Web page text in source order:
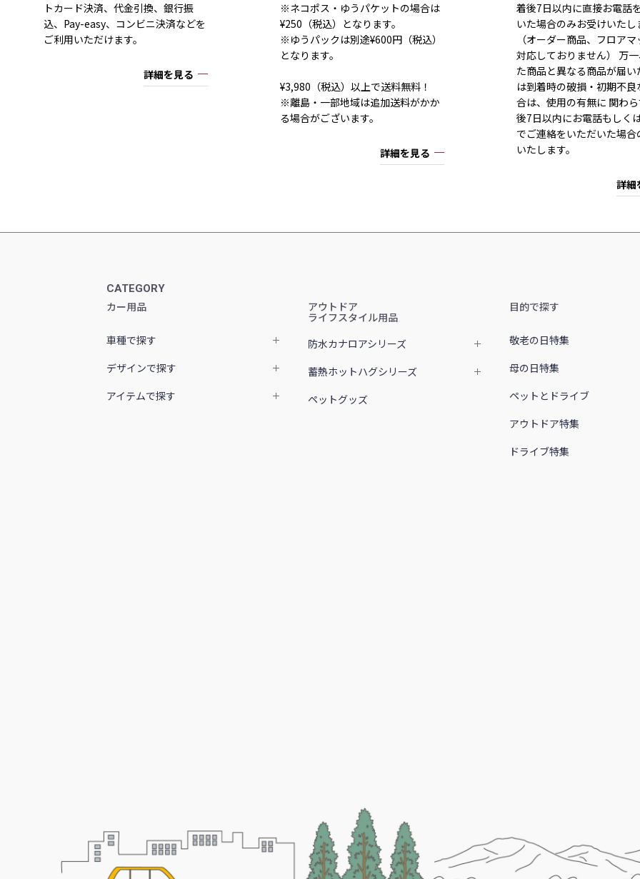
トカード決済、代金引換、銀行振
込、Pay-easy、コンビニ決済などを
ご利用いただけます。
詳細を見る
※ネコポス・ゆうパケットの場合は
¥250（税込）となります。
※ゆうパックは別途¥600円（税込）
となります。
¥3,980（税込）以上で送料無料！
※離島・一部地域は追加送料がかか
る場合がございます。
詳細を見る
着後7日以内に直接お電話
いた場合のみお受けいたし
（オーダー商品、フロア
対応しておりません） 万
た商品と異なる商品が届い
は到着時の破損・初期不良
合は、使用の有無に 関わ
後7日以内にお電話もしく
でご連絡をいただいた場合
いたします。
詳細
CATEGORY
カー用品
車種で探す
デザインで探す
アイテムで探す
アウトドア
ライフスタイル用品
防水カナロアシリーズ
蓄熱ホットハグシリーズ
ペットグッズ
目的で探す
敬老の日特集
母の日特集
ペットとドライブ
アウトドア特集
ドライブ特集